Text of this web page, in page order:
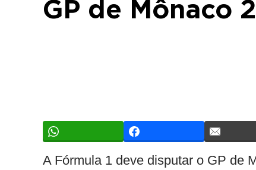
GP de Mônaco
A Fórmula 1 deve disputar o GP de